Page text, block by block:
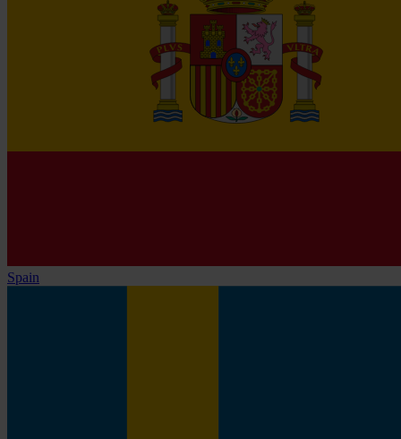
Spain